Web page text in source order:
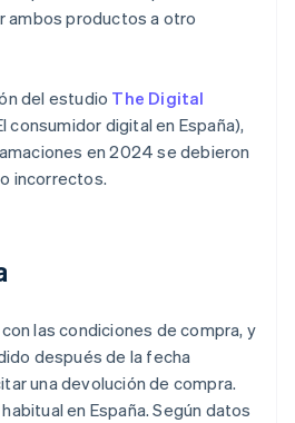
ambos productos a otro
del estudio The Digital
consumidor digital en España),
en 2024 se debieron
incorrectos.
las condiciones de compra, y
después de la fecha
una devolución de compra.
en España. Según datos